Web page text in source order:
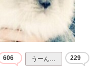
606 うーん… 229